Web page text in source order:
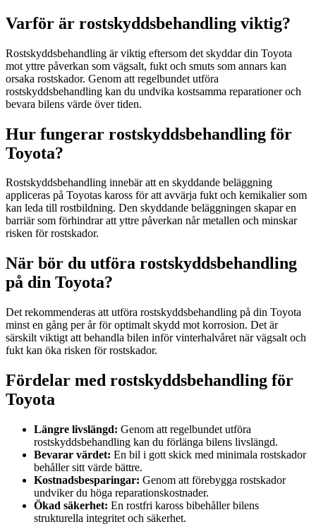
Varför är rostskyddsbehandling viktig?
Rostskyddsbehandling är viktig eftersom det skyddar din Toyota
mot yttre påverkan som vägsalt, fukt och smuts som annars kan
orsaka rostskador. Genom att regelbundet utföra
rostskyddsbehandling kan du undvika kostsamma reparationer och
bevara bilens värde över tiden.
Hur fungerar rostskyddsbehandling för
Toyota?
Rostskyddsbehandling innebär att en skyddande beläggning
appliceras på Toyotas kaross för att avvärja fukt och kemikalier som
kan leda till rostbildning. Den skyddande beläggningen skapar en
barriär som förhindrar att yttre påverkan når metallen och minskar
risken för rostskador.
När bör du utföra rostskyddsbehandling
på din Toyota?
Det rekommenderas att utföra rostskyddsbehandling på din Toyota
minst en gång per år för optimalt skydd mot korrosion. Det är
särskilt viktigt att behandla bilen inför vinterhalvåret när vägsalt och
fukt kan öka risken för rostskador.
Fördelar med rostskyddsbehandling för
Toyota
Längre livslängd: Genom att regelbundet utföra
rostskyddsbehandling kan du förlänga bilens livslängd.
Bevarar värdet: En bil i gott skick med minimala rostskador
behåller sitt värde bättre.
Kostnadsbesparingar: Genom att förebygga rostskador
undviker du höga reparationskostnader.
Ökad säkerhet: En rostfri kaross bibehåller bilens
strukturella integritet och säkerhet.